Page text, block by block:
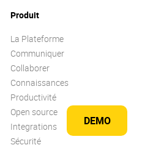
DEMO
Produit
La Plateforme
Communiquer
Collaborer
Connaissances
Productivité
Open source
Integrations
Sécurité